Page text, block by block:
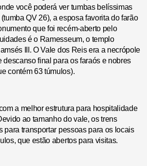
você poderá ver tumbas belíssimas
QV 26), a esposa favorita do farão
que foi recém-aberto pelo
é o Ramesseum, o templo
III. O Vale dos Reis era a necrópole
descanso final para os faraós e nobres
contém 63 túmulos).
a melhor estrutura para hospitalidade
ao tamanho do vale, os trens
para transportar pessoas para os locais
que estão abertos para visitas.